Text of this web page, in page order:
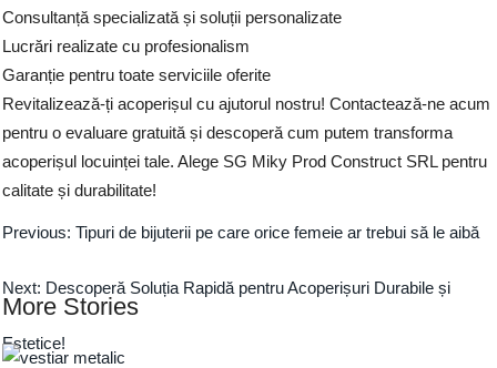
Consultanță specializată și soluții personalizate
Lucrări realizate cu profesionalism
Garanție pentru toate serviciile oferite
Revitalizează-ți acoperișul cu ajutorul nostru! Contactează-ne acum
pentru o evaluare gratuită și descoperă cum putem transforma
acoperișul locuinței tale. Alege SG Miky Prod Construct SRL pentru
calitate și durabilitate!
Previous:Tipuri de bijuterii pe care orice femeie ar trebui să le aibă
Next: Descoperă Soluția Rapidă pentru Acoperișuri Durabile și
Estetice!
More Stories